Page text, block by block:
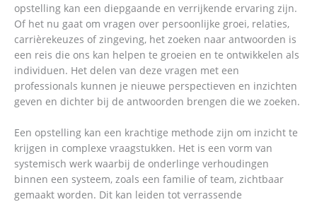
opstelling kan een diepgaande en verrijkende ervaring zijn.
Of het nu gaat om vragen over persoonlijke groei, relaties,
carrièrekeuzes of zingeving, het zoeken naar antwoorden is
een reis die ons kan helpen te groeien en te ontwikkelen als
individuen. Het delen van deze vragen met een
professionals kunnen je nieuwe perspectieven en inzichten
geven en dichter bij de antwoorden brengen die we zoeken.
Een opstelling kan een krachtige methode zijn om inzicht te
krijgen in complexe vraagstukken. Het is een vorm van
systemisch werk waarbij de onderlinge verhoudingen
binnen een systeem, zoals een familie of team, zichtbaar
gemaakt worden. Dit kan leiden tot verrassende